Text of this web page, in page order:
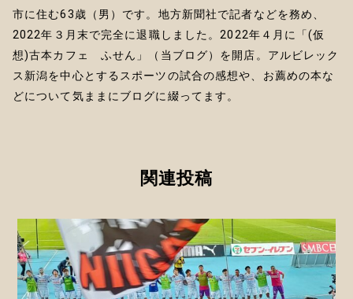
市に住む63歳（男）です。地方新聞社で記者などを務め、
2022年３月末で完全に退職しました。2022年４月に「(仮
想)古本カフェ ふせん」（当ブログ）を開店。アルビレック
ス新潟を中心とするスポーツの試合の感想や、お薦めの本な
どについて気ままにブログに綴ってます。
関連投稿